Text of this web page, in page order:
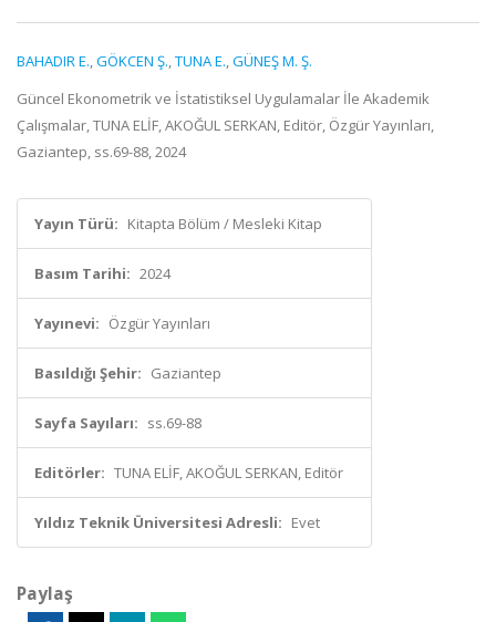
BAHADIR E.,GÖKCEN Ş.,TUNA E.,GÜNEŞ M. Ş.
Güncel Ekonometrik ve İstatistiksel Uygulamalar İle Akademik
Çalışmalar, TUNA ELİF, AKOĞUL SERKAN, Editör, Özgür Yayınları,
Gaziantep, ss.69-88, 2024
Yayın Türü: Kitapta Bölüm / Mesleki Kitap
Basım Tarihi: 2024
Yayınevi: Özgür Yayınları
Basıldığı Şehir: Gaziantep
Sayfa Sayıları: ss.69-88
Editörler: TUNA ELİF, AKOĞUL SERKAN, Editör
Yıldız Teknik Üniversitesi Adresli: Evet
Paylaş